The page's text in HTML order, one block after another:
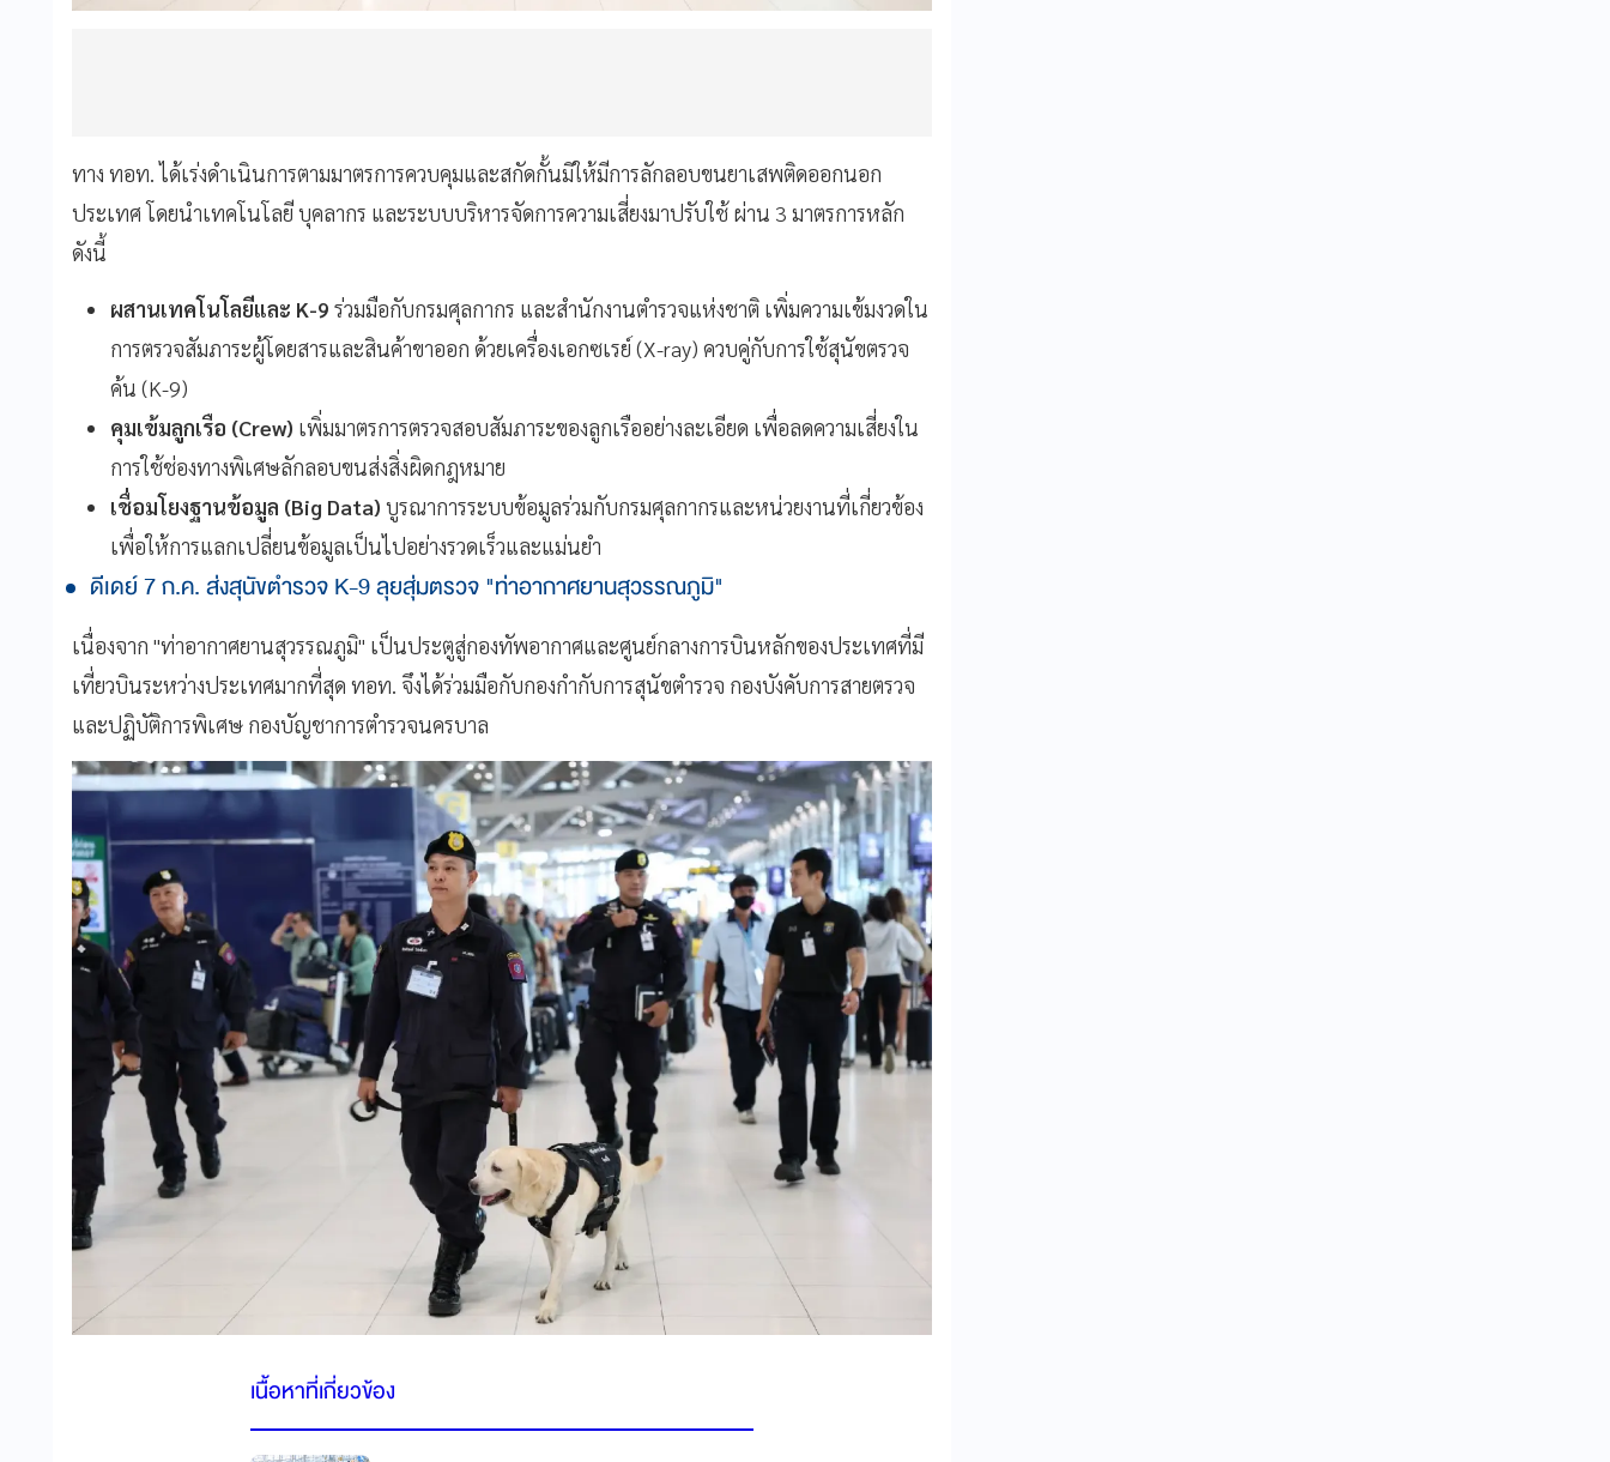
ทาง ทอท. ได้เร่งดำเนินการตามมาตรการควบคุมและสกัดกั้นมิให้มีการลักลอบขนยาเสพติดออกนอก
ประเทศ โดยนำเทคโนโลยี บุคลากร และระบบบริหารจัดการความเสี่ยงมาปรับใช้ ผ่าน 3 มาตรการหลัก
ดังนี้
ผสานเทคโนโลยีและ K-9 ร่วมมือกับกรมศุลกากร และสำนักงานตำรวจแห่งชาติ เพิ่มความเข้มงวดใน
การตรวจสัมภาระผู้โดยสารและสินค้าขาออก ด้วยเครื่องเอกซเรย์ (X-ray) ควบคู่กับการใช้สุนัขตรวจ
ค้น (K-9)
คุมเข้มลูกเรือ (Crew) เพิ่มมาตรการตรวจสอบสัมภาระของลูกเรืออย่างละเอียด เพื่อลดความเสี่ยงใน
การใช้ช่องทางพิเศษลักลอบขนส่งสิ่งผิดกฎหมาย
เชื่อมโยงฐานข้อมูล (Big Data) บูรณาการระบบข้อมูลร่วมกับกรมศุลกากรและหน่วยงานที่เกี่ยวข้อง
เพื่อให้การแลกเปลี่ยนข้อมูลเป็นไปอย่างรวดเร็วและแม่นยำ
ดีเดย์ 7 ก.ค. ส่งสุนัขตำรวจ K-9 ลุยสุ่มตรวจ "ท่าอากาศยานสุวรรณภูมิ"
เนื่องจาก "ท่าอากาศยานสุวรรณภูมิ" เป็นประตูสู่กองทัพอากาศและศูนย์กลางการบินหลักของประเทศที่มี
เที่ยวบินระหว่างประเทศมากที่สุด ทอท. จึงได้ร่วมมือกับกองกำกับการสุนัขตำรวจ กองบังคับการสายตรวจ
และปฏิบัติการพิเศษ กองบัญชาการตำรวจนครบาล
เนื้อหาที่เกี่ยวข้อง